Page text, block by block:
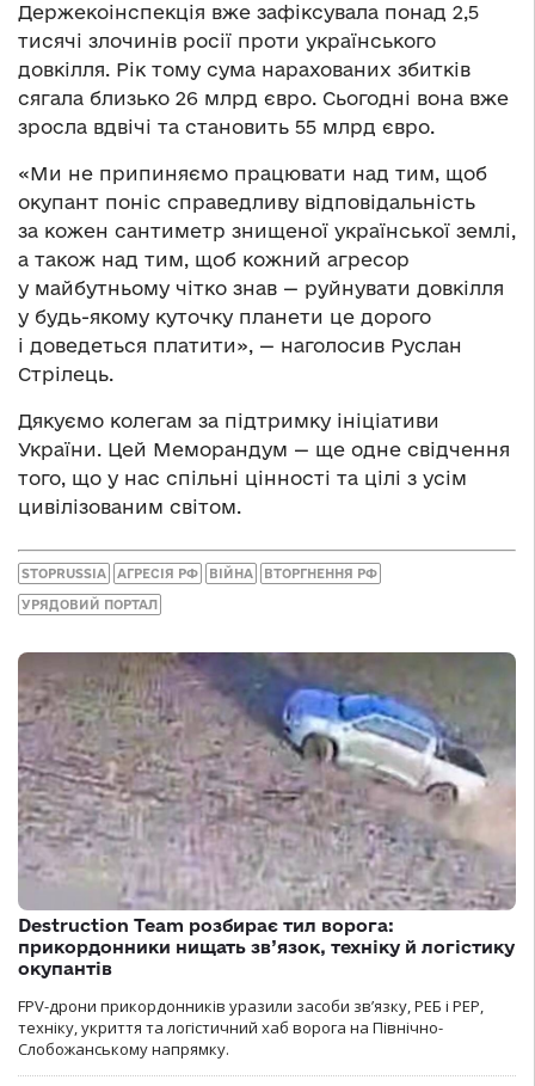
Держекоінспекція вже зафіксувала понад 2,5
тисячі злочинів росії проти українського
довкілля. Рік тому сума нарахованих збитків
сягала близько 26 млрд євро. Сьогодні вона вже
зросла вдвічі та становить 55 млрд євро.
«Ми не припиняємо працювати над тим, щоб
окупант поніс справедливу відповідальність
за кожен сантиметр знищеної української землі,
а також над тим, щоб кожний агресор
у майбутньому чітко знав — руйнувати довкілля
у будь-якому куточку планети це дорого
і доведеться платити», — наголосив Руслан
Стрілець.
Дякуємо колегам за підтримку ініціативи
України. Цей Меморандум — ще одне свідчення
того, що у нас спільні цінності та цілі з усім
цивілізованим світом.
STOPRUSSIA АГРЕСІЯ РФ ВІЙНА ВТОРГНЕННЯ РФ
УРЯДОВИЙ ПОРТАЛ
Destruction Team розбирає тил ворога:
прикордонники нищать зв’язок, техніку й логістику
окупантів
FPV-дрони прикордонників уразили засоби зв’язку, РЕБ і РЕР,
техніку, укриття та логістичний хаб ворога на Північно-
Слобожанському напрямку.